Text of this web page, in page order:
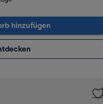
hinzufügen